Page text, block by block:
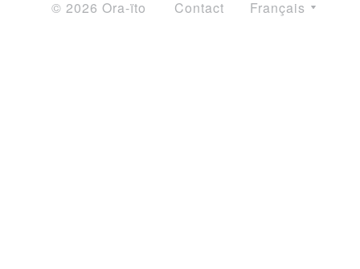
© 2026 Ora-ïto Contact Français